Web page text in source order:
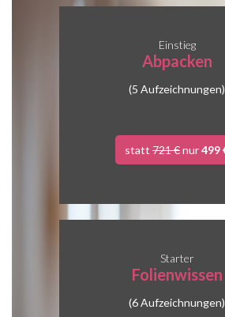
Einstieg
Abpacken
(5 Aufzeichnungen)
statt 721 €nur499
Starter
Folienwissen
(6 Aufzeichnungen)